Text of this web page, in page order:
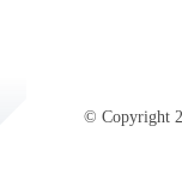
© Copyright